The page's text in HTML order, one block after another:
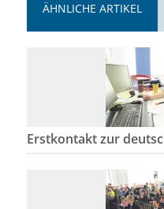
ÄHNLICHE ARTIKEL
Erstkontakt zur